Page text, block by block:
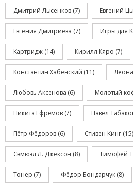
Дмитрий Лысенков (7) Евгений
Евгения Дмитриева (7) Игры для
Картридж (14) Кирилл Кяро (7)
Константин Хабенский (11)
Любовь Аксенова (6) Молотый
Никита Ефремов (7) Павел
Пётр Фёдоров (6) Стивен Кинг (15)
Сэмюэл Л. Джексон (8) Тимофей
Тонер (7) Фёдор Бондарчук (8)